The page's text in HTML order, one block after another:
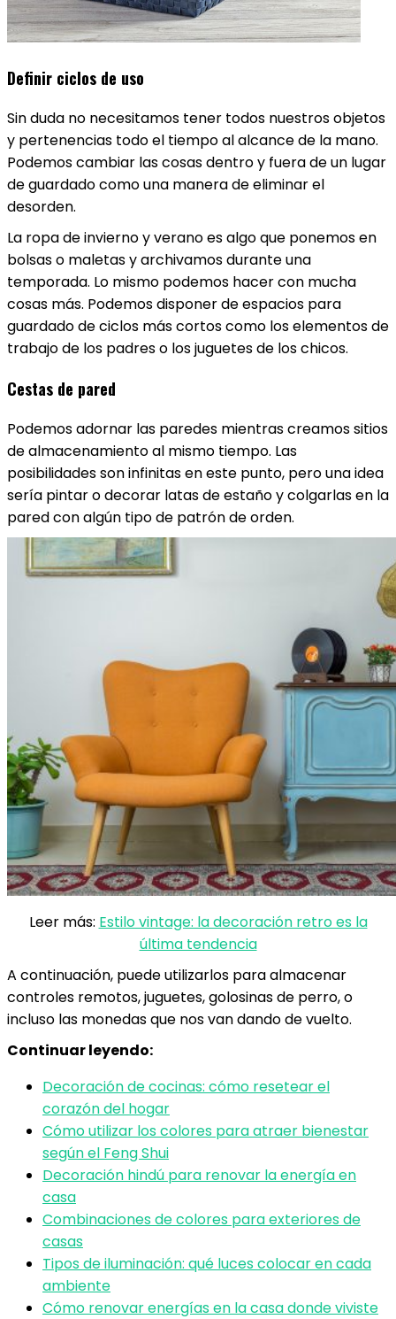
Definir ciclos de uso
Sin duda no necesitamos tener todos nuestros objetos
y pertenencias todo el tiempo al alcance de la mano.
Podemos cambiar las cosas dentro y fuera de un lugar
de guardado como una manera de eliminar el
desorden.
La ropa de invierno y verano es algo que ponemos en
bolsas o maletas y archivamos durante una
temporada. Lo mismo podemos hacer con mucha
cosas más. Podemos disponer de espacios para
guardado de ciclos más cortos como los elementos de
trabajo de los padres o los juguetes de los chicos.
Cestas de pared
Podemos adornar las paredes mientras creamos sitios
de almacenamiento al mismo tiempo. Las
posibilidades son infinitas en este punto, pero una idea
sería pintar o decorar latas de estaño y colgarlas en la
pared con algún tipo de patrón de orden.
Leer más: Estilo vintage: la decoración retro es la
última tendencia
A continuación, puede utilizarlos para almacenar
controles remotos, juguetes, golosinas de perro, o
incluso las monedas que nos van dando de vuelto.
Continuar leyendo:
Decoración de cocinas: cómo resetear el
corazón del hogar
Cómo utilizar los colores para atraer bienestar
según el Feng Shui
Decoración hindú para renovar la energía en
casa
Combinaciones de colores para exteriores de
casas
Tipos de iluminación: qué luces colocar en cada
ambiente
Cómo renovar energías en la casa donde viviste